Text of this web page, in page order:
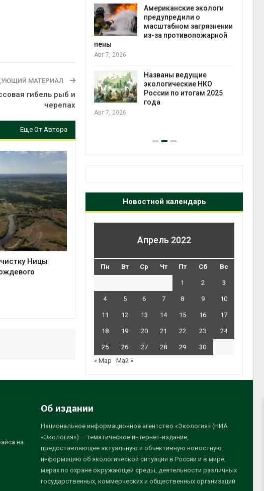
МАТЕРИАЛ
гибель рыб и
черепах
Еще От Автора
Ницы
из старых шин
обходиться без
и почти
отопления
Американские экологи
предупредили о
масштабном загрязнении
из-за противопожарной
пены
Авг 7, 2026
Названы ведущие
экологические НКО
России по итогам 2025
года
Авг 7, 2026
Новостной календарь
Апрель 2022
Пн Вт Ср Чт Пт Сб Вс
1 2 3
4 5 6 7 8 9 10
11 12 13 14 15 16 17
18 19 20 21 22 23 24
25 26 27 28 29
30
« Мар
Май »
на
Об издании
Национальное информационное агентство «Экология» (НИА
«Экология») — тематическое интернет-издание,
предоставляющее актуальную и объективную новостную
информацию об экологической ситуации в России и в мире,
мерах по охране окружающей среды, деятельности различных
государственных, коммерческих и общественных организаций